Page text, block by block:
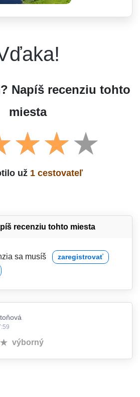
Napíš recenziu tohto
miesta
už 1 cestovateľ
recenziu tohto miesta
sa musíš zaregistrovať
výborný